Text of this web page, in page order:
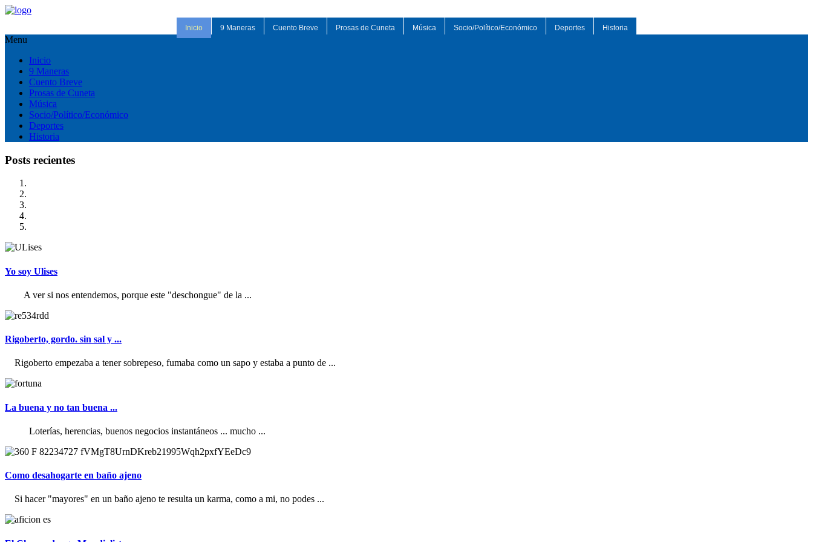
Inicio 9 Maneras Cuento Breve Prosas de Cuneta Música Socio/Político/Económico Deportes Historia
Menu
Inicio
9 Maneras
Cuento Breve
Prosas de Cuneta
Música
Socio/Político/Económico
Deportes
Historia
Posts recientes
Yo soy Ulises
A ver si nos entendemos, porque este "deschongue" de la ...
Rigoberto, gordo. sin sal y ...
Rigoberto empezaba a tener sobrepeso, fumaba como un sapo y estaba a punto de ...
La buena y no tan buena ...
Loterías, herencias, buenos negocios instantáneos ... mucho ...
Como desahogarte en baño ajeno
Si hacer "mayores" en un baño ajeno te resulta un karma, como a mi, no podes ...